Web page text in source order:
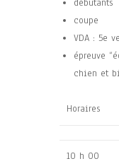
débutants
coupe
VDA : 5e
épreuve
chien et
Horaires
10 h 00